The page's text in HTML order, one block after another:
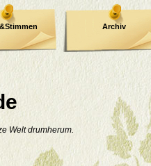
Welt drumherum.
Archiv